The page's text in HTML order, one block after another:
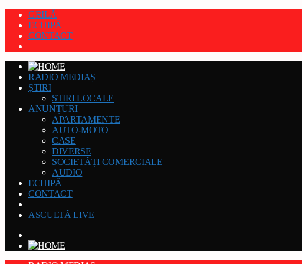
GRILĂ
ECHIPĂ
CONTACT
RADIO MEDIAȘ
ȘTIRI
STIRI LOCALE
ANUNȚURI
APARTAMENTE
AUTO-MOTO
CASE
DIVERSE
SOCIETĂȚI COMERCIALE
AUDIO
ECHIPĂ
CONTACT
ASCULTĂ LIVE